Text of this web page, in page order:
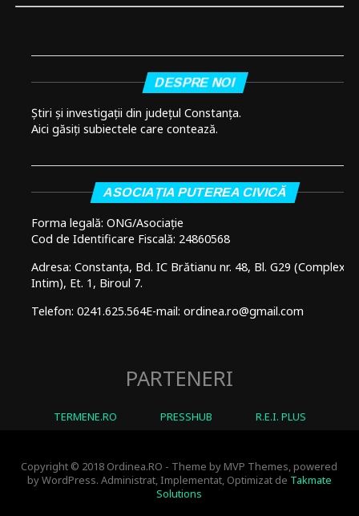
DESPRE NOI
Știri și investigații din județul Constanța.
Aici găsiți subiectele care contează.
ASOCIAȚIA PUTEREA CIVICĂ
Forma legală: ONG/Asociație
Cod de Identificare Fiscală: 24860568
Adresa: Constanța, Bd. IC Brătianu nr. 48, Bl. G29 (Complex
Intim), Et. 1, Biroul 7.
Telefon: 0241.625.564E-mail: ordinea.ro@gmail.com
PARTENERI
TERMENE.RO PRESSHUB R.E.I. PLUS
Copyright © 2018 Ordinea.RO - Theme by MVP Themes, powered
by WordPress. Administrat, Implementat, Optimizat de Takmate
Solutions